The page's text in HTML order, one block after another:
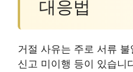
대응법
거절 사유는 주로 서류
신고 미이행 등이 있습니